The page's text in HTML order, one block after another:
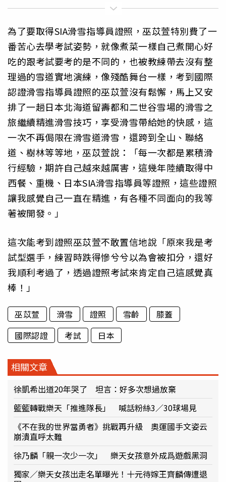
為了要取得SIA滑雪指導員證照，巫苡萱特別費了一
番苦心去學考試姿勢，就像煮菜一樣自己煮開心好
吃的跟考試要考的是不同的，也被教練帶去沒有整
理過的雪道實地演練，像殘酷舞台一樣，考到國際
認證滑雪指導員證照的巫苡萱沒有鬆懈，馬上又安
排了一趟日本北海道留壽都和二世谷雪場的滑雪之
旅繼續精進滑雪技巧，享受滑雪帶給她的快感，這
一次不再侷限在滑雪道滑雪，還跨到全山、聯絡
道、樹林等等地，巫苡萱說：「每一次都是累積滑
行經驗，期許自己越來越厲害，這幾年陸續取得中
西餐、重機、日本SIA滑雪指導員等證照，這些證照
讓我感覺自己一直在精進，有各種不同面向的我等
著被開發。」
這次能考到證照巫苡萱不敢置信地說「原來我是考
試型選手，練習時跌得慘兮兮以為會被扣分，還好
我順利考過了，透過證照考試來肯定自己這感覺真
棒！」
巫苡萱 滑雪 證照 雪齡
膝蓋
國際認證
考試 日本
相關文章
徐凱希出道20年哭了 坦言：好多次想過放棄
籃籃轉戰樂天「推進隊長」 喊話粉絲3／30球場見
《不在我的世界當勇者》挑戰再升級 奧運國手文姿云
崩潰直呼太難
徐乃麟「親一次少一次」 樂天女孩意外成爲遊戲黑洞
獨家／樂天女孩出走名單曝光！十元待嫁王齊麟傳遭退